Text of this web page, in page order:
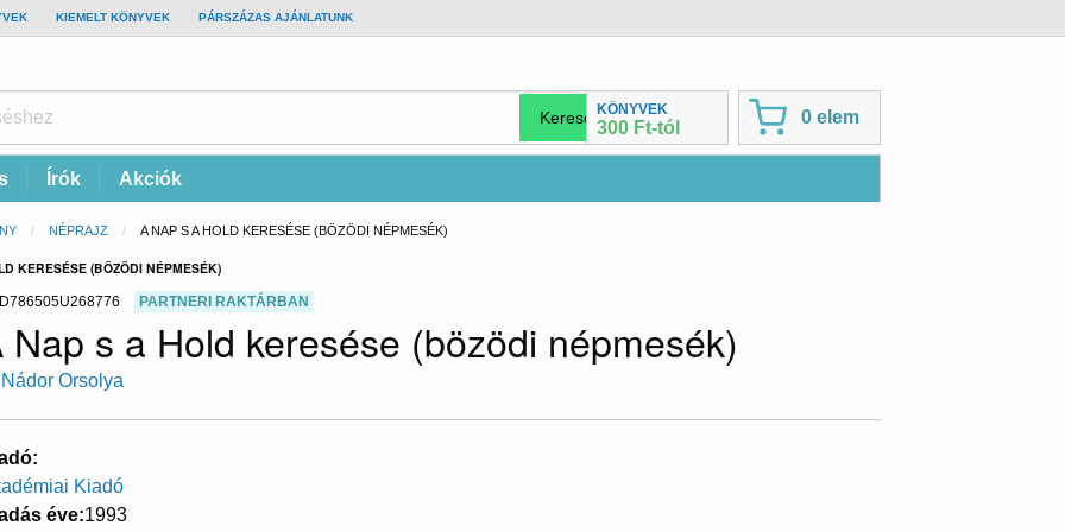
KIEMELT KÖNYVEK PÁRSZÁZAS AJÁNLATUNK
KÖNYVEK
300 Ft-tól
0 elem
Írók Akciók
NÉPRAJZ CURRENT:
A NAP S A HOLD KERESÉSE (BÖZÖDI NÉPMESÉK)
KERESÉSE (BÖZÖDI NÉPMESÉK)
PARTNERI RAKTÁRBAN
Nap s a Hold keresése (bözödi népmesék)
Orsolya
Kiadó
éve 1993